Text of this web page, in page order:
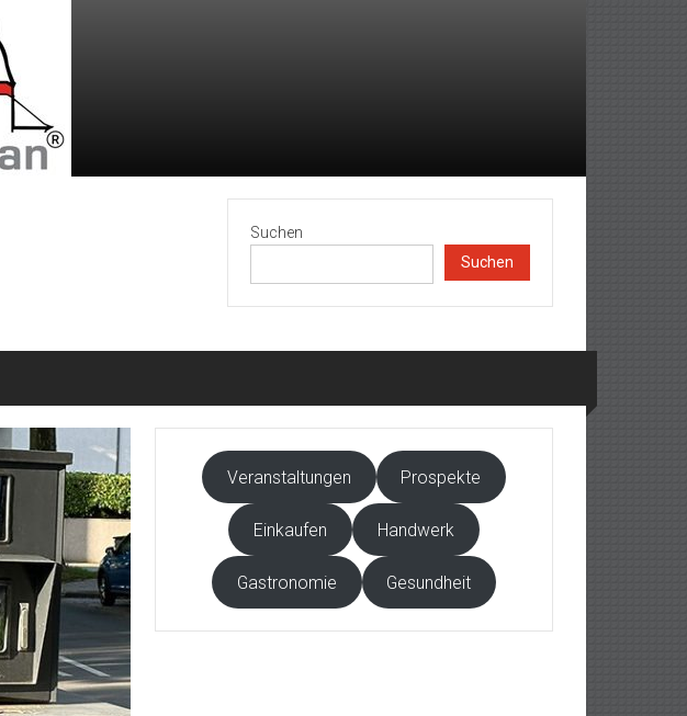
Suchen
Suchen
Veranstaltungen Prospekte
Einkaufen Handwerk
Gastronomie Gesundheit